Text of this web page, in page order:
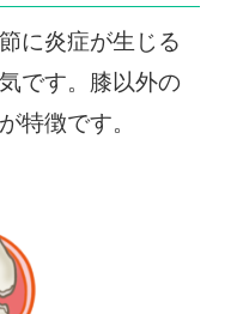
に炎症が生じる
です。膝以外の
特徴です。